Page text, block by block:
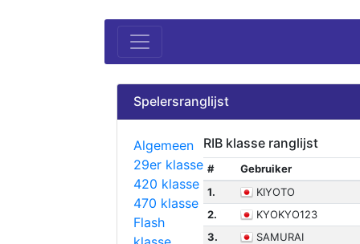
Spelersranglijst
Algemeen
29er klasse
420 klasse
470 klasse
Flash
RIB klasse ranglijst
#
Gebruiker
1.
KIYOTO
2.
KYOKYO123
3.
SAMURAI